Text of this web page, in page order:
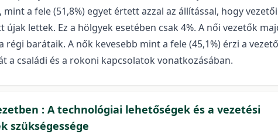
a fele (51,8%) egyet értett azzal az állítással, hogy vezetői
lettek. Ez a hölgyek esetében csak 4%. A női vezetők
barátaik. A nők kevesebb mint a fele (45,1%) érzi a
a családi és a rokoni kapcsolatok vonatkozásában.
: A technológiai lehetőségek és a vezetési
szükségessége